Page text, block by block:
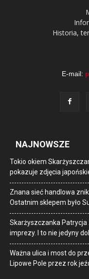
Historia,
E-mail:
NAJNOWSZE
Tokio okiem
pokazuje zdjęcia
Znana sieć handlowa
Ostatnim sklepem było
Skarżyszczanka Patrycja
imprezy. I to nie jedyny
Ważna ulica i most do
Lipowe Pole przez rok